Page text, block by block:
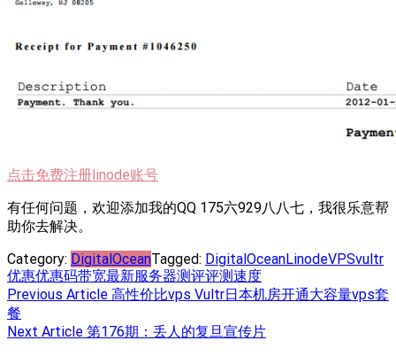
点击免费注册linode账号
有任何问题，欢迎添加我的QQ 175六929八八七，我很乐意帮
助你去解决。
Category: DigitalOceanTagged: DigitalOceanLinodeVPSvultr
优惠优惠码带宽最新服务器测评评测速度
Post
navigation
Previous Article 高性价比vps Vultr日本机房开通大容量vps套
餐
Next Article 第176期：丢人的复旦宣传片